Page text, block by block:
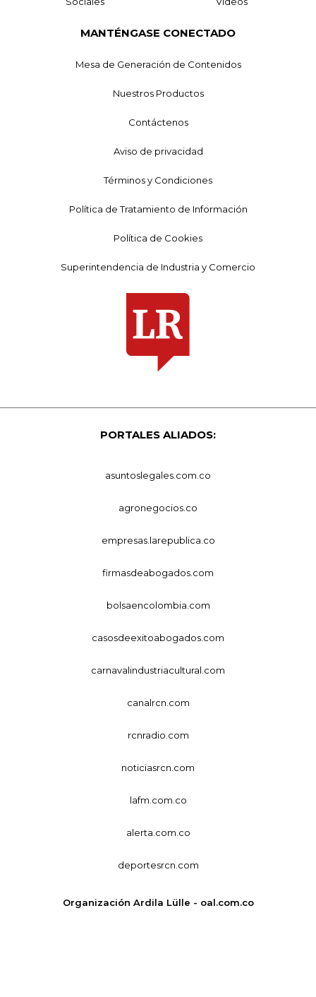
MANTÉNGASE CONECTADO
Mesa de Generación de Contenidos
Nuestros Productos
Contáctenos
Aviso de privacidad
Términos y Condiciones
Política de Tratamiento de Información
Política de Cookies
Superintendencia de Industria y Comercio
PORTALES ALIADOS:
asuntoslegales.com.co
agronegocios.co
empresas.larepublica.co
firmasdeabogados.com
bolsaencolombia.com
casosdeexitoabogados.com
carnavalindustriacultural.com
canalrcn.com
rcnradio.com
noticiasrcn.com
lafm.com.co
alerta.com.co
deportesrcn.com
Organización Ardila Lülle - oal.com.co